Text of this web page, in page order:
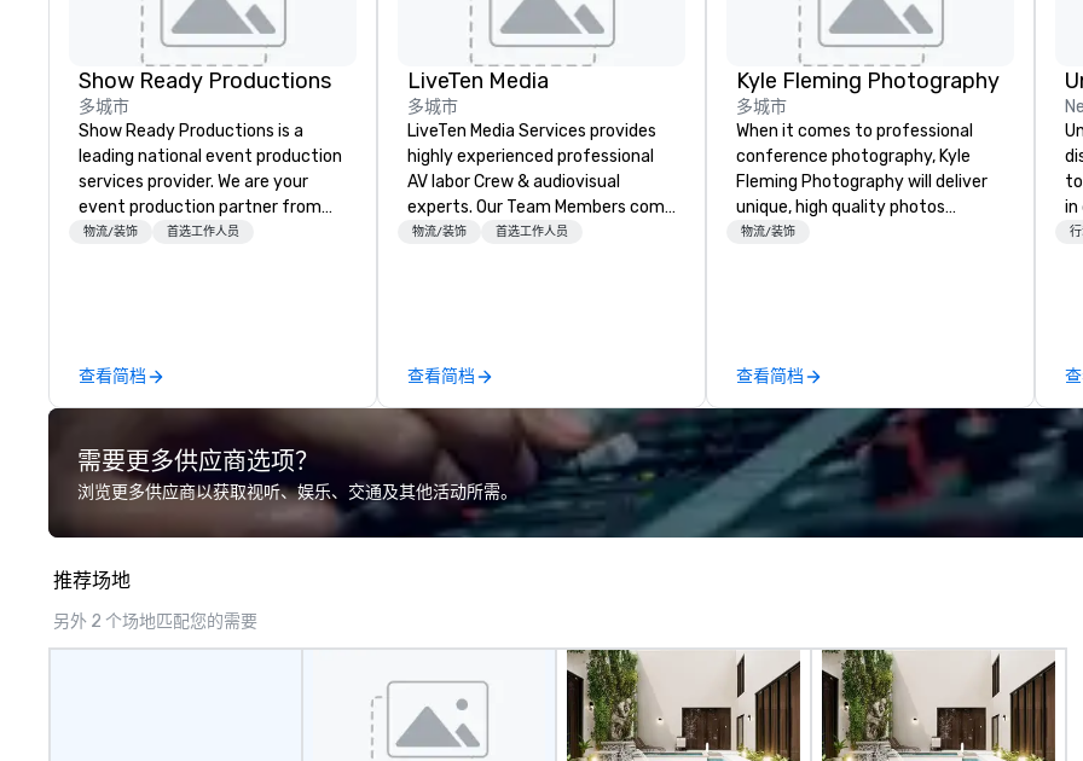
Show Ready Productions
多城市
Show Ready Productions is a
leading national event production
services provider. We are your
event production partner from
start to finish. Our team is
物流/装饰 首选工作人员
查看简档
LiveTen Media
多城市
LiveTen Media Services provides
highly experienced professional
AV labor Crew & audiovisual
experts. Our Team Members come
from a variety of industry
art.
物流/装饰 首选工作人员
查看简档
Kyle Fleming Photography
多城市
When it comes to professional
conference photography, Kyle
Fleming Photography will deliver
unique, high quality photos
capturing all of the important
audience interactions,
conference booths or exhibits,
and every important aspect of
the conference.
物流/装饰
查看简档
in
需要更多供应商选项？
浏览更多供应商以获取视听、娱乐、交通及其他活动所需。
推荐场地
另外 2 个场地匹配您的需要